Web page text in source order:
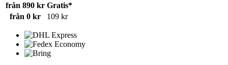
från 890 kr Gratis*
från 0 kr
109 kr